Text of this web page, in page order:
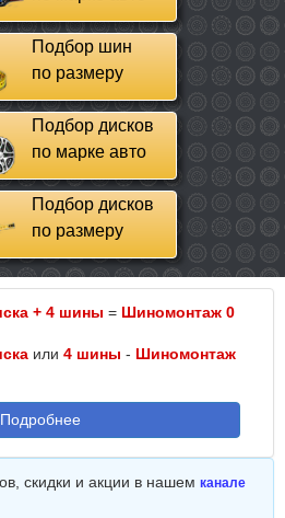
Подбор шин
по размеру
Подбор дисков
по марке авто
Подбор дисков
по размеру
+ 4 шины = Шиномонтаж 0
или 4 шины - Шиномонтаж
Подробнее
скидки и акции в нашем канале